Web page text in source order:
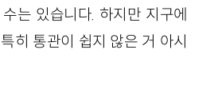
는 있습니다. 하지만 지구에
히 통관이 쉽지 않은 거 아시